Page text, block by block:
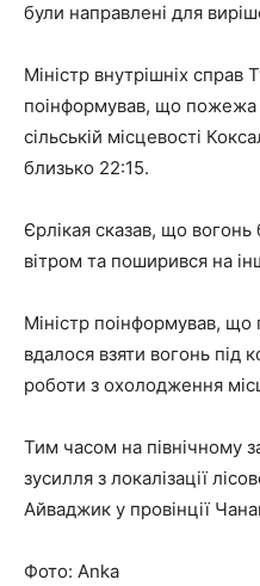
були направлені для
Міністр внутрішніх справ
поінформував, що пожежа
сільській місцевості
близько 22:15.
Єрлікая сказав, що
вітром та поширився на
Міністр поінформував,
вдалося взяти вогонь під
роботи з охолодження
Тим часом на північному
зусилля з локалізації
Айваджик у провінції
Фото: Anka